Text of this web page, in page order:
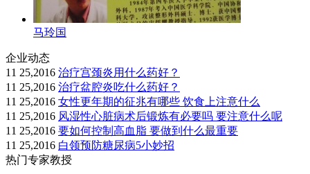
马玲国
企业动态
11 25,2016 治疗宫颈炎用什么药好？
11 25,2016 治疗盆腔炎吃什么药好？
11 25,2016 女性更年期的征兆有哪些 饮食上注意什么
11 25,2016 风湿性心脏病术后锻炼有必要吗 要注意什么呢
11 25,2016 要如何控制高血脂 要做到什么最重要
11 25,2016 白领预防糖尿病5小妙招
热门专家教授